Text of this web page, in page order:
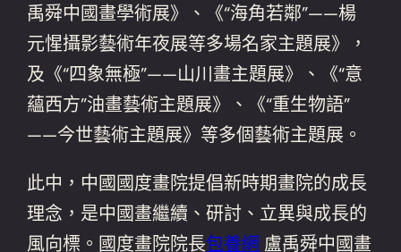
禹舜中國畫學術展》、《“海角若鄰”——楊
元惺攝影藝術年夜展等多場名家主題展》，
及《“四象無極”——山川畫主題展》、《“意
蘊西方”油畫藝術主題展》、《“重生物語”
——今世藝術主題展》等多個藝術主題展。
此中，中國國度畫院提倡新時期畫院的成長
理念，是中國畫繼續、研討、立異與成長的
風向標。國度畫院院長包養網 盧禹舜中國畫